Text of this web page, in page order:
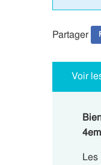
Partager
Voir